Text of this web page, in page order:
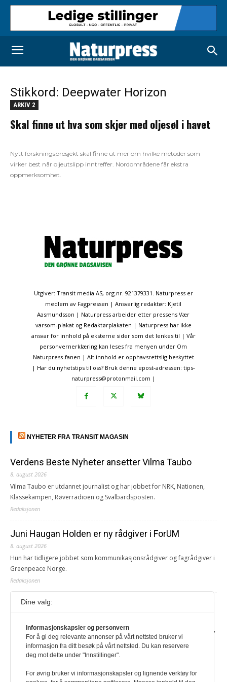
Stikkord: Deepwater Horizon
ARKIV 2
Skal finne ut hva som skjer med oljesøl i havet
Nytt forskningsprosjekt skal finne ut mer om hvilke metoder som
virker best når oljeutslipp inntreffer. Nordområdene får ekstra
oppmerksomhet.
Utgiver: Transit media AS, org.nr. 921379331. Naturpress er
medlem av Fagpressen | Ansvarlig redaktør: Kjetil
Aasmundsson | Naturpress arbeider etter pressens Vær
varsom-plakat og Redaktørplakaten | Naturpress har ikke
ansvar for innhold på eksterne sider som det lenkes til | Vår
personvernerklæring kan leses fra menyen under Om
Naturpress-fanen | Alt innhold er opphavsrettslig beskyttet
| Har du nyhetstips til oss? Bruk denne epost-adressen: tips-
naturpress@protonmail.com |
NYHETER FRA TRANSIT MAGASIN
Verdens Beste Nyheter ansetter Vilma Taubo
8. august 2026
Vilma Taubo er utdannet journalist og har jobbet for NRK, Nationen,
Klassekampen, Røverradioen og Svalbardsposten.
Redaksjonen
Juni Haugan Holden er ny rådgiver i ForUM
8. august 2026
Hun har tidligere jobbet som kommunikasjonsrådgiver og fagrådgiver i
Greenpeace Norge.
Redaksjonen
Journalist fra Vietnam idømt 7 års fengsel
Kommunistpartiet i Vietnam har total kontroll over alle offisielle medier,
aviser, TV- og radiokanaler. For å lese denne må du ha abonnement
Logg inn her Ny abonnent? Velg Årsabonnement, Månedsabonnement
og bedrifter.
Dine valg:
Informasjonskapsler og personvern
For å gi deg relevante annonser på vårt nettsted bruker vi
informasjon fra ditt besøk på vårt nettsted. Du kan reservere
deg mot dette under "Innstillinger".
For øvrig bruker vi informasjonskapsler og lignende verktøy for